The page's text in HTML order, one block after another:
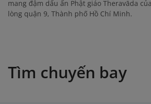
mang đậm dấu ấn Phật giáo Theravāda
lòng quận 9, Thành phố Hồ Chí Minh.
Tìm chuyến bay